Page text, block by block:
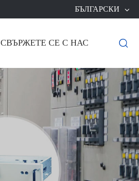
БЪЛГАРСКИ
СВЪРЖЕТЕ СЕ С НАС 